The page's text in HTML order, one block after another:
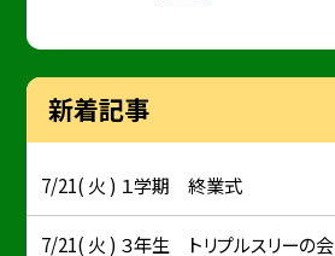
新着記事
7/21( 火 ) １学期 終業式
7/21( 火 ) ３年生 トリプルスリーの会